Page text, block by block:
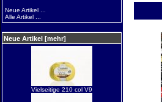
Neue Artikel ...
Alle Artikel ...
Neue Artikel [mehr]
Vielseitige 210 col V9